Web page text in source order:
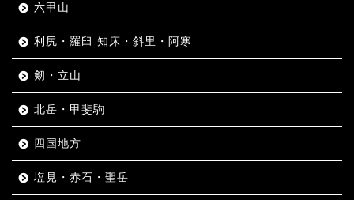
六甲山
利尻・羅臼 知床・斜里・阿寒
剱・立山
北岳・甲斐駒
四国地方
塩見・赤石・聖岳